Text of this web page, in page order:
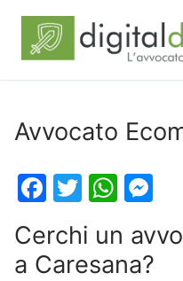
Avvocato
Facebook
Twitter
Cerchi un
a Caresana?